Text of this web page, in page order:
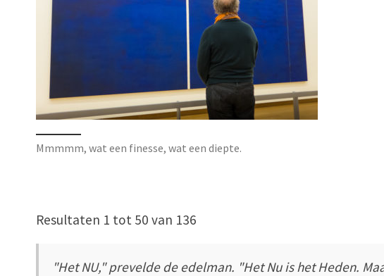
Mmmmm, wat een finesse, wat een diepte.
Resultaten 1 tot 50 van 136
"Het NU," prevelde de edelman. "Het Nu is het Heden.